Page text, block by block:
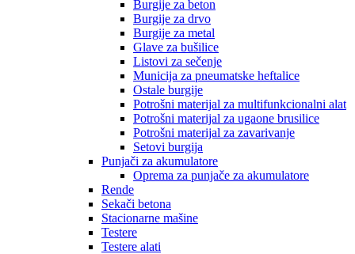
Burgije za beton
Burgije za drvo
Burgije za metal
Glave za bušilice
Listovi za sečenje
Municija za pneumatske heftalice
Ostale burgije
Potrošni materijal za multifunkcionalni alat
Potrošni materijal za ugaone brusilice
Potrošni materijal za zavarivanje
Setovi burgija
Punjači za akumulatore
Oprema za punjače za akumulatore
Rende
Sekači betona
Stacionarne mašine
Testere
Testere alati